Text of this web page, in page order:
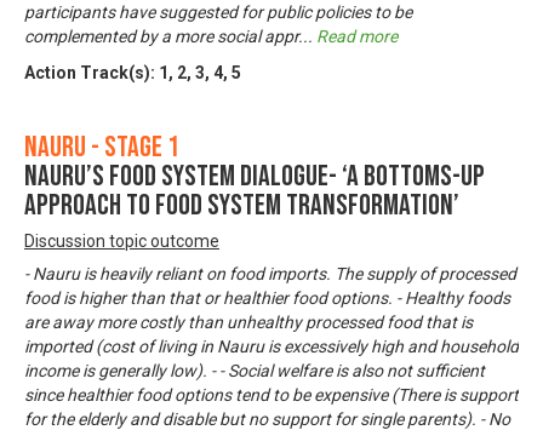
participants have suggested for public policies to be
complemented by a more social appr... Read more
Action Track(s): 1 , 2, 3, 4, 5
Nauru - Stage 1
Nauru’s Food System Dialogue- ‘A bottoms-up
approach to food system transformation’
Discussion topic outcome
- Nauru is heavily reliant on food imports. The supply of processed
food is higher than that or healthier food options. - Healthy foods
are away more costly than unhealthy processed food that is
imported (cost of living in Nauru is excessively high and household
income is generally low). - - Social welfare is also not sufficient
since healthier food options tend to be expensive (There is support
for the elderly and disable but no support for single parents). - No